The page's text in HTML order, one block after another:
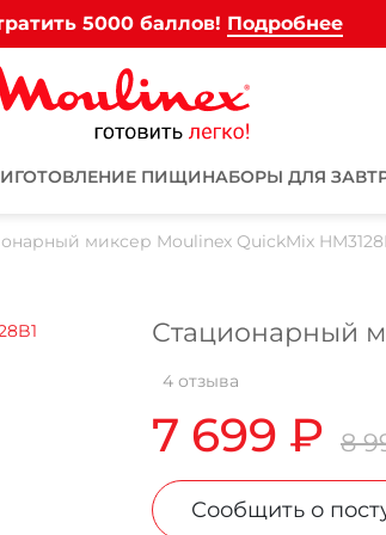
5000 баллов! Подробнее
ПИЩИНАБОРЫ ДЛЯ
миксер Moulinex QuickMix
Стационарный
4 отзыва
7 699 ₽ 8
Сообщить о
оплату на части